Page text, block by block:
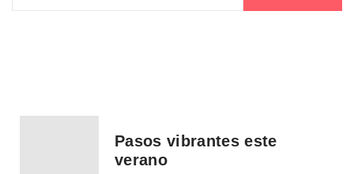
Pasos vibrantes este
verano